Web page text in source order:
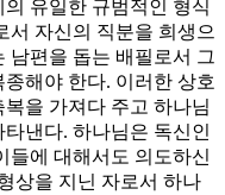
유일한 규범적인 형식
서 자신의 직분을 희생으
남편을 돕는 배필로서 그
해야 한다. 이러한 상호
을 가져다 주고 하나님
낸다. 하나님은 독신인
들에 대해서도 의도하신
상을 지닌 자로서 하나